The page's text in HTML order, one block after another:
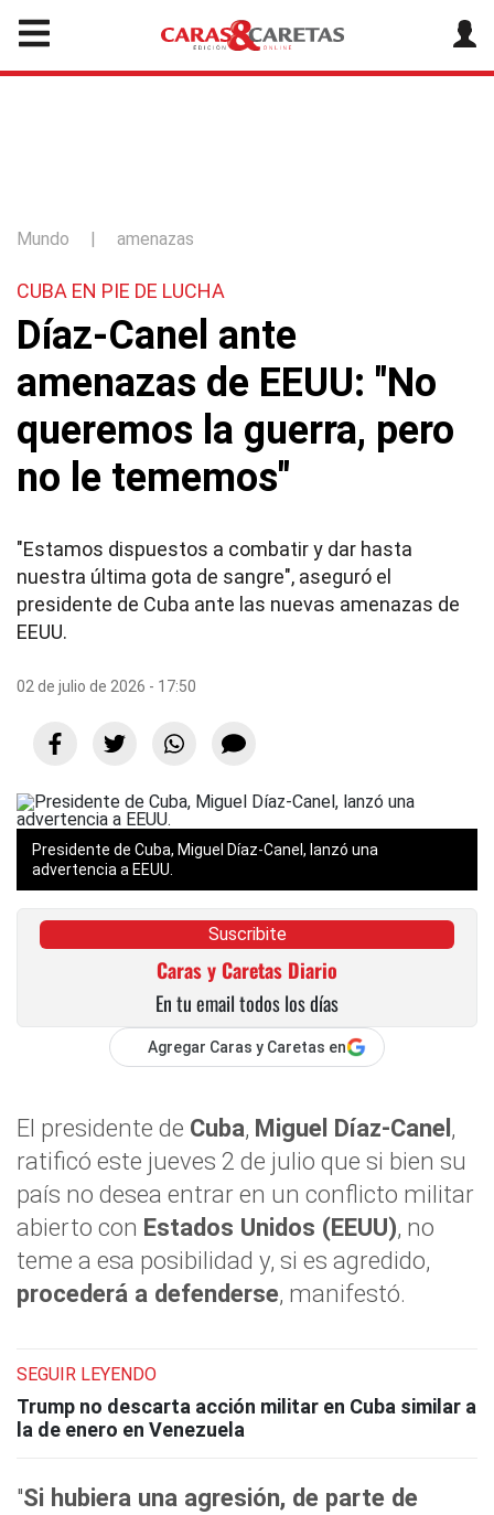
Mundo | amenazas
CUBA EN PIE DE LUCHA
Díaz-Canel ante
amenazas de EEUU: "No
queremos la guerra, pero
no le tememos"
"Estamos dispuestos a combatir y dar hasta
nuestra última gota de sangre", aseguró el
presidente de Cuba ante las nuevas amenazas de
EEUU.
02 de julio de 2026 - 17:50
Presidente de Cuba, Miguel Díaz-Canel, lanzó una
advertencia a EEUU.
Suscribite
Caras y Caretas Diario
En tu email todos los días
Agregar Caras y Caretas en
El presidente de Cuba, Miguel Díaz-Canel,
ratificó este jueves 2 de julio que si bien su
país no desea entrar en un conflicto militar
abierto con Estados Unidos (EEUU), no
teme a esa posibilidad y, si es agredido,
procederá a defenderse, manifestó.
SEGUIR LEYENDO
Trump no descarta acción militar en Cuba similar a
la de enero en Venezuela
"Si hubiera una agresión, de parte de